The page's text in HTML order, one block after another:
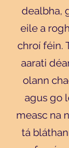
dealbha,
eile a
chroí féin.
aarati
olann
agus go
measc na
tá